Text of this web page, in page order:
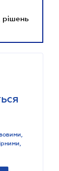
рішень